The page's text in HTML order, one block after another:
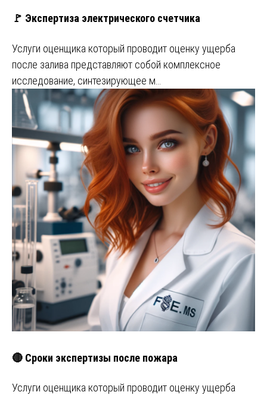
🚩 Экспертиза электрического счетчика
Услуги оценщика который проводит оценку ущерба
после залива представляют собой комплексное
исследование, синтезирующее м…
🔴 Сроки экспертизы после пожара
Услуги оценщика который проводит оценку ущерба